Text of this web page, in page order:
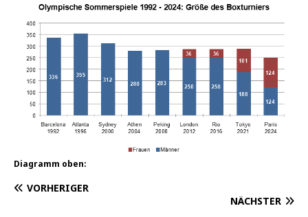
Dia­gramm oben:
VORHERIGER
NÄCHSTER